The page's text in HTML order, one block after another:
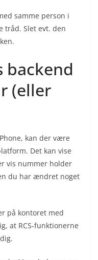
samme person i
tråd. Slet evt. den
backend
(eller
kan der være
Det kan vise
vis nummer holder
du har ændret noget
på kontoret med
at RCS-funktionerne